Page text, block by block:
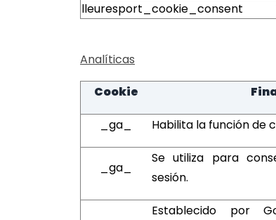
lleuresport_cookie_consent
Analíticas
Cookie
_ga_ Habilita la función de
_ga_
Se utiliza para
sesión.
Establecido por